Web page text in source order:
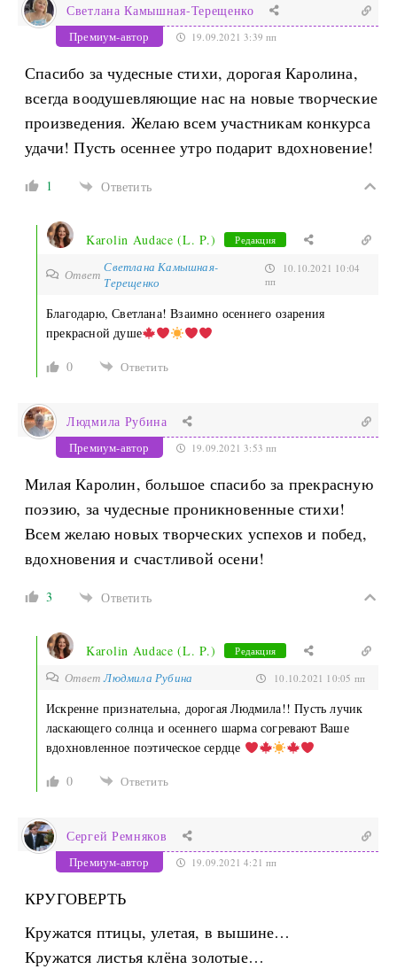
Светлана Камышная-Терещенко
Премиум-автор 19.09.2021 3:39 пп
Спасибо за чудесные стихи, дорогая Каролина,
всегда воодушевляющие нас на новые творческие
произведения. Желаю всем участникам конкурса
удачи! Пусть осеннее утро подарит вдохновение!
1 Ответить
Karolin Audace (L. P.) Редакция
Ответ Светлана Камышная-
Терещенко
10.10.2021 10:04
пп
Благодарю, Светлана! Взаимно осеннего озарения
прекрасной душе
0
Ответить
Людмила Рубина
Премиум-автор 19.09.2021 3:53 пп
Милая Каролин, большое спасибо за прекрасную
поэзию, за чудесные проникновенные стихи!
Всем желаю новых творческих успехов и побед,
вдохновения и счастливой осени!
3 Ответить
Karolin Audace (L. P.) Редакция
ОтветЛюдмила Рубина 10.10.2021 10:05 пп
Искренне признательна, дорогая Людмила!! Пусть лучик
ласкающего солнца и осеннего шарма согревают Ваше
вдохновленное поэтическое сердце
0
Ответить
Сергей Ремняков
Премиум-автор 19.09.2021 4:21 пп
КРУГОВЕРТЬ
Кружатся птицы, улетая, в вышине…
Кружатся листья клёна золотые…